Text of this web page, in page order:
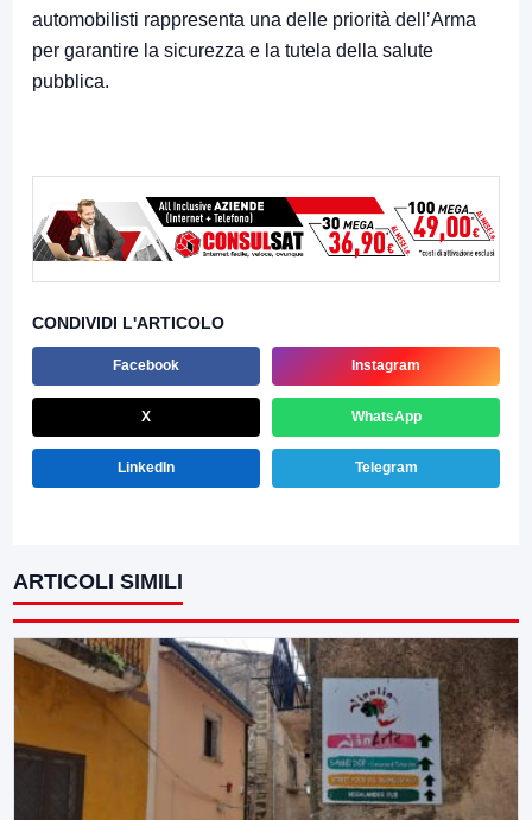
automobilisti rappresenta una delle priorità dell’Arma
per garantire la sicurezza e la tutela della salute
pubblica.
CONDIVIDI L'ARTICOLO
Facebook Instagram
X WhatsApp
LinkedIn Telegram
ARTICOLI SIMILI